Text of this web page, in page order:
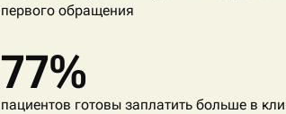
первого обращения
77%
пациентов готовы заплатить больше в